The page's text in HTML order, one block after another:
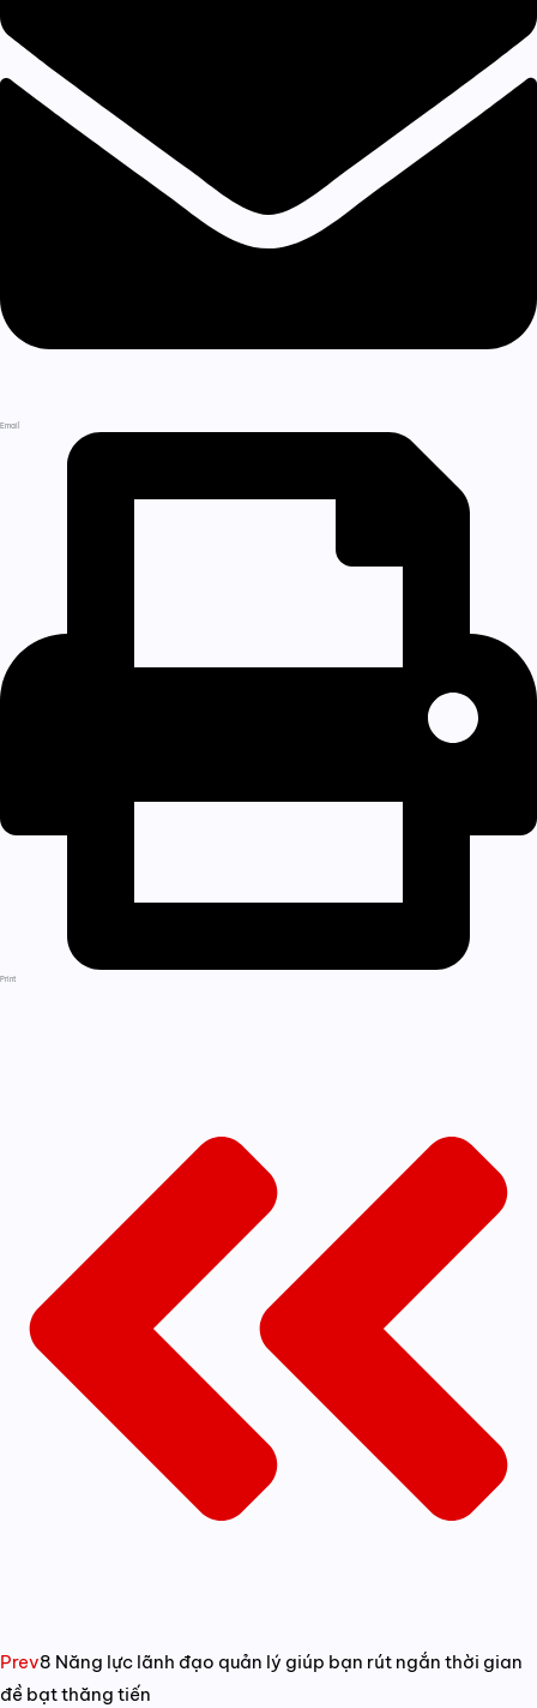
Email
Print
Prev8 Năng lực lãnh đạo quản lý giúp bạn rút ngắn thời gian
đề bạt thăng tiến